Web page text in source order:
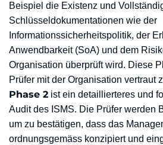
Beispiel die Existenz und
Schlüsseldokumentationen wie der
Informationssicherheitspolitik, der
Anwendbarkeit (SoA) und dem
Organisation überprüft wird. Diese
Prüfer mit der Organisation vertraut
Phase 2 ist ein detaillierteres und
Audit des ISMS. Die Prüfer werden
um zu bestätigen, dass das
ordnungsgemäss konzipiert und